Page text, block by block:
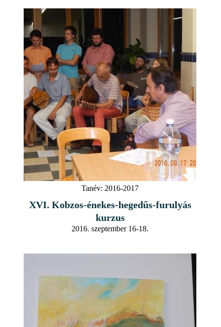
Tanév: 2016-2017
XVI. Kobzos-énekes-hegedűs-furulyás
kurzus
2016. szeptember 16-18.